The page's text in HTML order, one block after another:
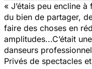
« J’étais peu encline
du bien de partager,
faire des choses en
amplitudes...C’était
danseurs
Privés de spectacles